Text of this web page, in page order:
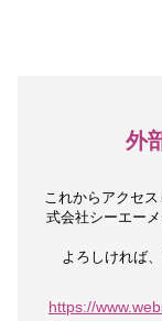
外
これからアクセス
式会社シーエー
よろしければ
https://